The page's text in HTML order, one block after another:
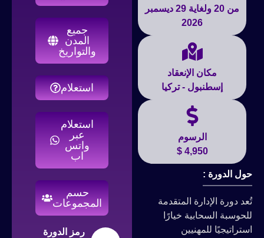
من 20 ولغاية 29 ديسمبر
2026
مكان الإنعقاد
إسطنبول - تركيا
الرسوم
4,950 $
حول الدورة :
تُعد دورة الإدارة المتقدمة
للحوسبة السحابية خيارًا
استراتيجيًا للمهنيين
جميع
المدن
والتواريخ
استعلام
استعلام
عبر
واتس
اب
حسم
المجموعات
رمز الدورة